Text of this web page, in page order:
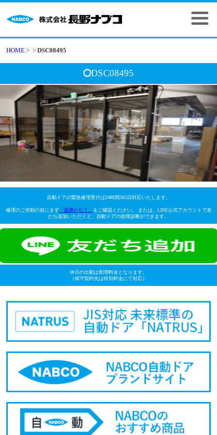
HOME > >DSC08495
DSC08495
自動ドアの緊急修理受付は24時間365日対応いたします。
修理のご依頼の前にまず「故障かな？」
をご確認ください。 または、LINE公式アカウントで友
だち追加いただくと、自動ドアの故障診断ができます。
休日の出動は割増料金となります。
（保守契約先は特別料金にて対応）